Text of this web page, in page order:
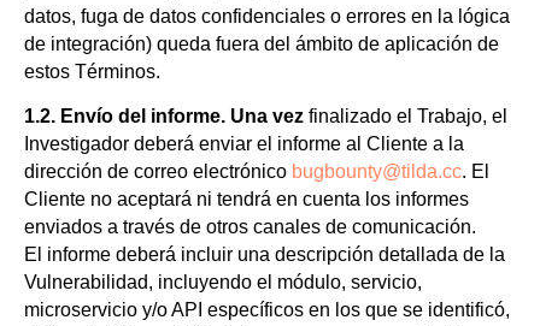
datos, fuga de datos confidenciales o errores en la lógica
de integración) queda fuera del ámbito de aplicación de
estos Términos.
1.2. Envío del informe. Una vez finalizado el Trabajo, el
Investigador deberá enviar el informe al Cliente a la
dirección de correo electrónico bugbounty@tilda.cc. El
Cliente no aceptará ni tendrá en cuenta los informes
enviados a través de otros canales de comunicación.
El informe deberá incluir una descripción detallada de la
Vulnerabilidad, incluyendo el módulo, servicio,
microservicio y/o API específicos en los que se identificó,